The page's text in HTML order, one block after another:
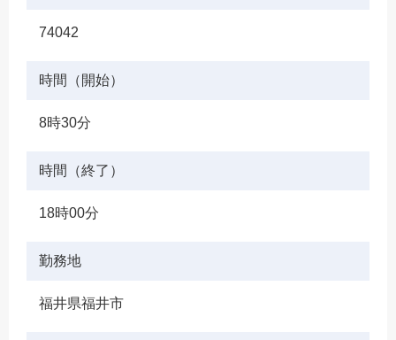
74042
時間（開始）
8時30分
時間（終了）
18時00分
勤務地
福井県福井市